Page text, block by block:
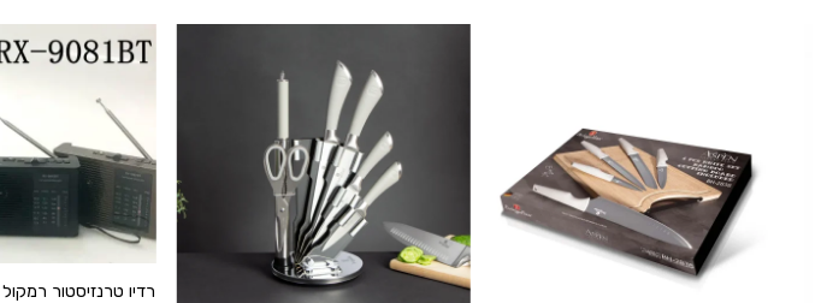
WISHLIST
רדיו טרנזיסטור רמקול BT NY9215